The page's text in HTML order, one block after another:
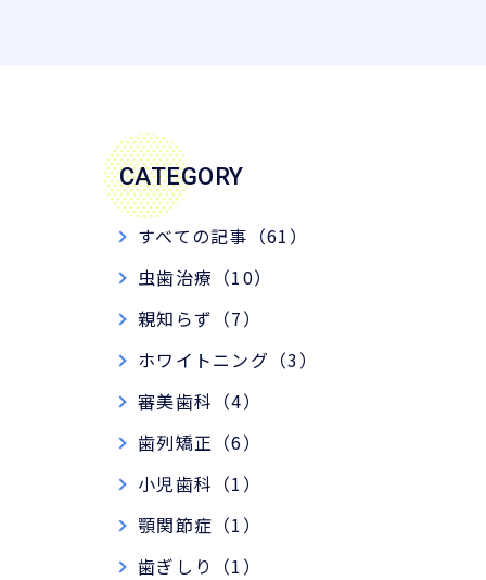
CATEGORY
すべての記事（61）
虫歯治療（10）
親知らず（7）
ホワイトニング（3）
審美歯科（4）
歯列矯正（6）
小児歯科（1）
顎関節症（1）
歯ぎしり（1）